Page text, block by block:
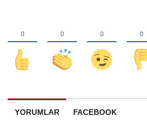
YORUMLAR FACEBOOK